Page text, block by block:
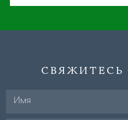
СВЯЖИТЕСЬ